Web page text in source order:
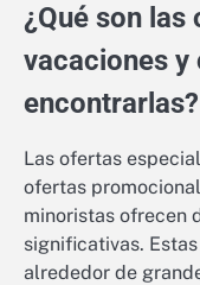
¿Qué son
vacaciones y
encontrarlas?
Las ofertas
ofertas
minoristas ofrecen
significativas.
alrededor de